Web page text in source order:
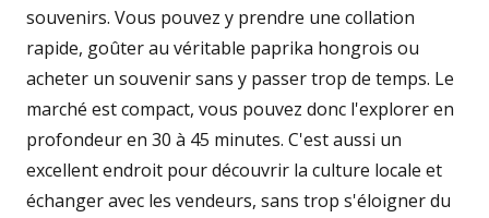
souvenirs. Vous pouvez y prendre une collation
rapide, goûter au véritable paprika hongrois ou
acheter un souvenir sans y passer trop de temps. Le
marché est compact, vous pouvez donc l'explorer en
profondeur en 30 à 45 minutes. C'est aussi un
excellent endroit pour découvrir la culture locale et
échanger avec les vendeurs, sans trop s'éloigner du